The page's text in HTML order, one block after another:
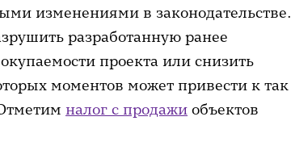
изменениями в законодательстве.
разработанную ранее
проекта или снизить
моментов может привести к так
налог с продажи объектов